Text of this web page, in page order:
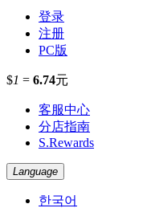
登录
注册
PC版
$1 = 6.74元
客服中心
分店指南
S.Rewards
Language
한국어